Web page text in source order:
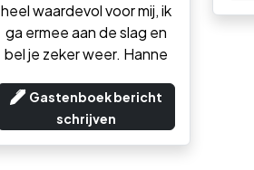
heel waardevol voor mij, ik
ga ermee aan de slag en
bel je zeker weer. Hanne
Gastenboek bericht
schrijven